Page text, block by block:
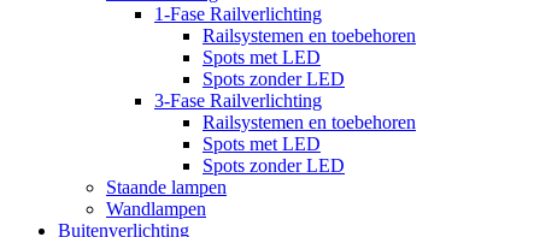
1-Fase Railverlichting
Railsystemen en toebehoren
Spots met LED
Spots zonder LED
3-Fase Railverlichting
Railsystemen en toebehoren
Spots met LED
Spots zonder LED
Staande lampen
Wandlampen
Buitenverlichting